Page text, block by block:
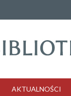
AKTUALNOŚCI